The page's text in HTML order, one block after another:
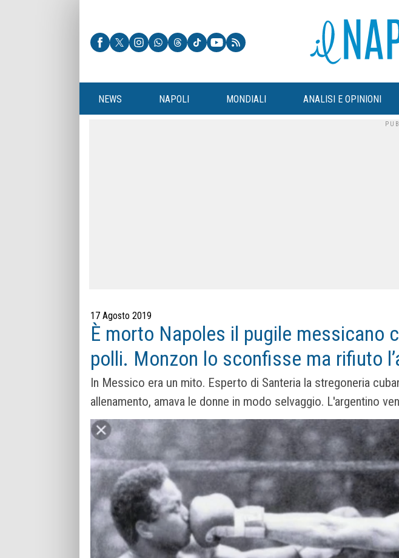
NEWS NAPOLI MONDIALI ANALISI E OPINIONI
17 Agosto 2019
È morto Napoles il pugile messicano
polli. Monzon lo sconfisse ma rifiuto
In Messico era un mito. Esperto di Santeria la stregoneria
allenamento, amava le donne in modo selvaggio. L'argentino